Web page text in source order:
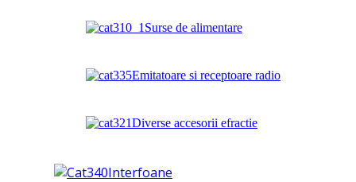
Surse de alimentare
Emitatoare si receptoare radio
Diverse accesorii efractie
Interfoane